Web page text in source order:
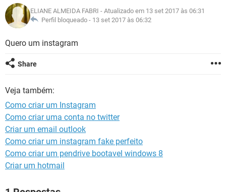
GUIA DE COMPRAS
INSTAGRAM GMAIL
GUIA DE COMPRAS
CELULAR
OUTLOOK EXCEL
INSTAGRAM
JOGOS WHATSAPP
CELULAR
OUTLOOK
INSTAGRAM
GLOSSÁRIO
INSTAGRAM
GUIA DE COMPRAS
ELIANE ALMEIDA FABRI - Atualizado em 13 set 2017 às 06:31
Perfil bloqueado - 13 set 2017 às 06:32
Quero um instagram
Share
Veja também:
Como criar um Instagram
Como criar uma conta no twitter
Criar um email outlook
Como criar um instagram fake perfeito
Como criar um pendrive bootavel windows 8
Criar um hotmail